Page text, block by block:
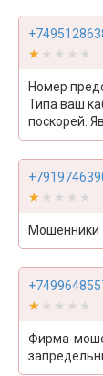
★★★★★
★★★★★
Номер
Типа ваш
поскорей.
★★★★★
★★★★★
Мошенники
★★★★★
★★★★★
Фирма-